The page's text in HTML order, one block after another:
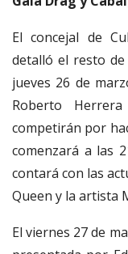
El concejal de
detalló el resto
jueves 26 de
Roberto
competirán por
comenzará a las
contará con las
Queen y la artista
El viernes 27 de